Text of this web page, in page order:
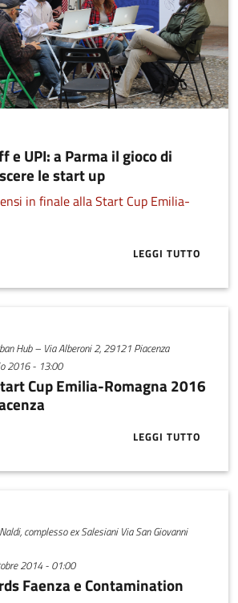
e UPI: a Parma il gioco di
le start up
in finale alla Start Cup Emilia-
LEGGI TUTTOABOUT AREA
Hub – Via Alberoni 2, 29121 Piacenza
2016 - 13:00
Cup Emilia-Romagna 2016
LEGGI TUTTO
ABOUT
complesso ex Salesiani Via San Giovanni
2014 - 01:00
Faenza e Contamination